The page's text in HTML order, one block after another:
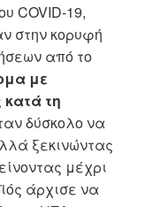
COVID-19,
στην κορυφή
από το
με
τη
δύσκολο να
ξεκινώντας
μέχρι
άρχισε να